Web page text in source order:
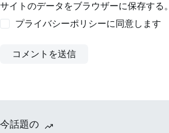
サイトのデータをブラウザーに保存する。
プライバシーポリシーに同意します
コメントを送信
今話題の